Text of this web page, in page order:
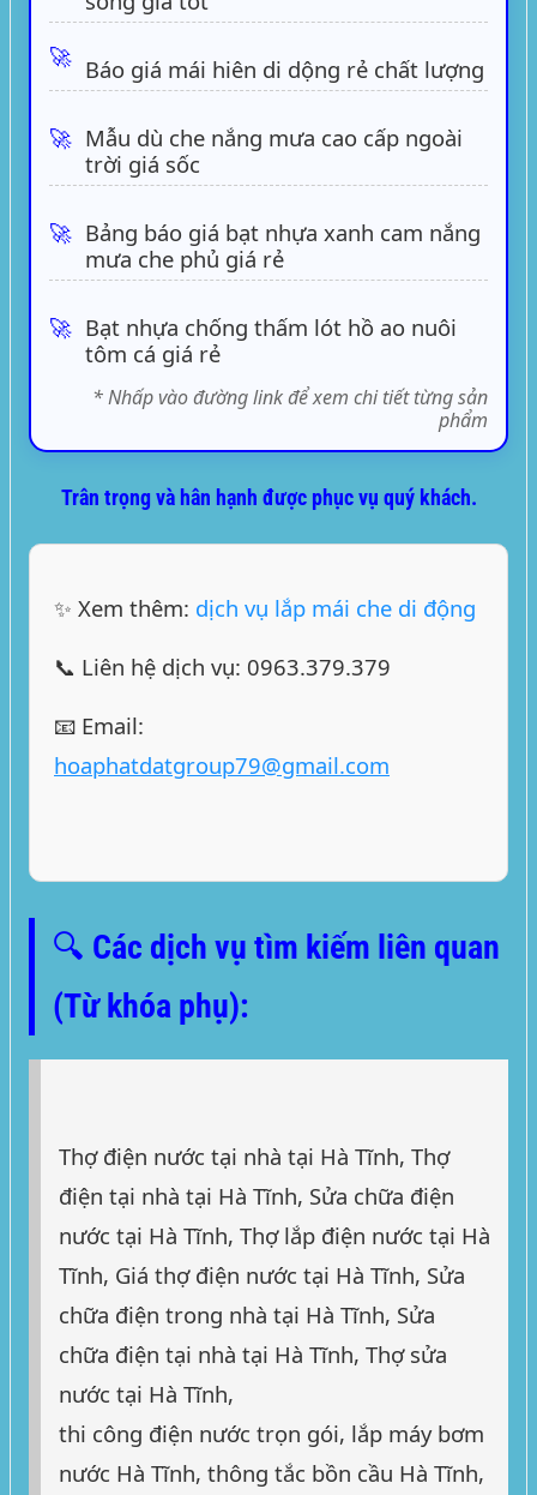
🚀 Báo giá mái hiên di dộng rẻ chất lượng
🚀 Mẫu dù che nắng mưa cao cấp ngoài
trời giá sốc
🚀 Bảng báo giá bạt nhựa xanh cam nắng
mưa che phủ giá rẻ
🚀 Bạt nhựa chống thấm lót hồ ao nuôi
tôm cá giá rẻ
* Nhấp vào đường link để xem chi tiết từng sản
phẩm
Trân trọng và hân hạnh được phục vụ quý khách.
✨ Xem thêm: dịch vụ lắp mái che di động
📞 Liên hệ dịch vụ: 0963.379.379
📧 Email:
hoaphatdatgroup79@gmail.com
🔍 Các dịch vụ tìm kiếm liên quan
(Từ khóa phụ):
Thợ điện nước tại nhà tại Hà Tĩnh, Thợ
điện tại nhà tại Hà Tĩnh, Sửa chữa điện
nước tại Hà Tĩnh, Thợ lắp điện nước tại Hà
Tĩnh, Giá thợ điện nước tại Hà Tĩnh, Sửa
chữa điện trong nhà tại Hà Tĩnh, Sửa
chữa điện tại nhà tại Hà Tĩnh, Thợ sửa
nước tại Hà Tĩnh,
thi công điện nước trọn gói, lắp máy bơm
nước Hà Tĩnh, thông tắc bồn cầu Hà Tĩnh,